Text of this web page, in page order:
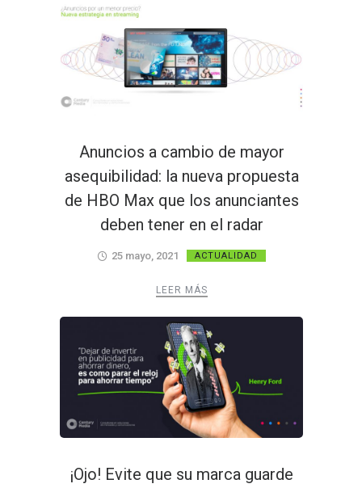
Anuncios a cambio de mayor
asequibilidad: la nueva propuesta
de HBO Max que los anunciantes
deben tener en el radar
25 mayo, 2021 ACTUALIDAD
LEER MÁS
¡Ojo! Evite que su marca guarde